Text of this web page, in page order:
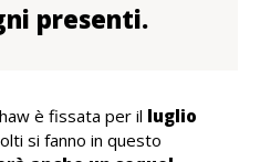
presenti.
è fissata per il luglio
si fanno in questo